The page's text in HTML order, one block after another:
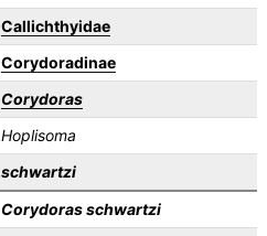
Callichthyidae
Corydoradinae
Corydoras
Hoplisoma
schwartzi
Corydoras schwartzi